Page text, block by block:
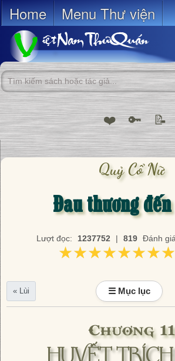
Home Menu Thư viện
❤️ 🔑 📝
Quỷ Cổ Nữ
Đau thương
Lượt đọc: 1237752 | 819 Đánh
« Lùi ☰ Mục lục
Chương 11